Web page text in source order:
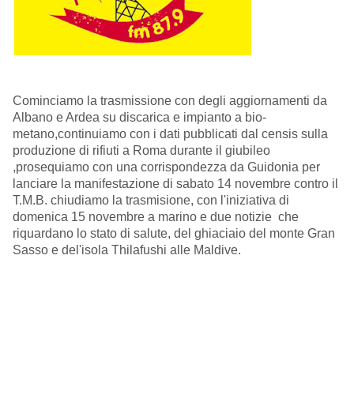
Cominciamo la trasmissione con degli aggiornamenti da
Albano e Ardea su discarica e impianto a bio-
metano,continuiamo con i dati pubblicati dal censis sulla
produzione di rifiuti a Roma durante il giubileo
,prosequiamo con una corrispondezza da Guidonia per
lanciare la manifestazione di sabato 14 novembre contro il
T.M.B. chiudiamo la trasmisione, con l'iniziativa di
domenica 15 novembre a marino e due notizie che
riquardano lo stato di salute, del ghiaciaio del monte Gran
Sasso e del'isola Thilafushi alle Maldive.